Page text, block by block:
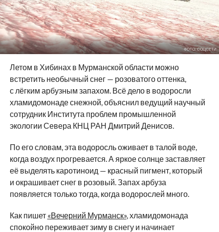
ФОТО: СОЦСЕТИ
Летом в Хибинах в Мурманской области можно
встретить необычный снег — розоватого оттенка,
с лёгким арбузным запахом. Всё дело в водоросли
хламидомонаде снежной, объяснил ведущий научный
сотрудник Института проблем промышленной
экологии Севера КНЦ РАН Дмитрий Денисов.
По его словам, эта водоросль оживает в талой воде,
когда воздух прогревается. А яркое солнце заставляет
её выделять каротиноид — красный пигмент, который
и окрашивает снег в розовый. Запах арбуза
появляется только тогда, когда водорослей много.
Как пишет «Вечерний Мурманск», хламидомонада
спокойно переживает зиму в снегу и начинает